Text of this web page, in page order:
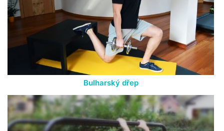
Bulharský dřep